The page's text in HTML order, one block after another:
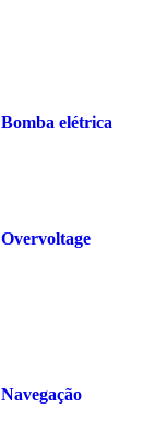
Bomba elétrica
Overvoltage
Navegação